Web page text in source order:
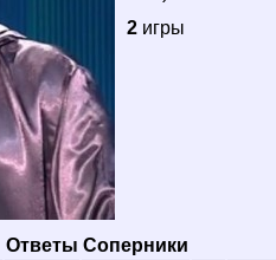
2 игры
Ответы Соперники